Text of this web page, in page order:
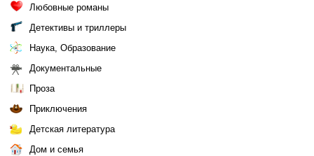
Любовные романы
Детективы и триллеры
Наука, Образование
Документальные
Проза
Приключения
Детская литература
Дом и семья